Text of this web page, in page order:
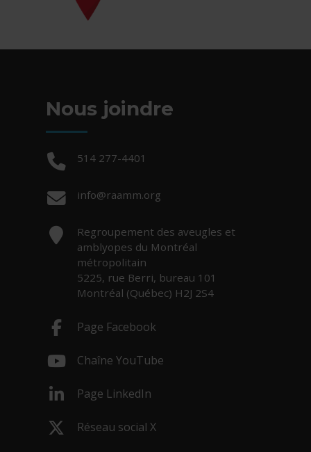
Nous joindre
Téléphone :
514 277-4401
Courriel :
info@raamm.org
Adresse :
Regroupement des aveugles et
amblyopes du Montréal
métropolitain
5225, rue Berri, bureau 101
Montréal (Québec) H2J 2S4
Page Facebook
Chaîne YouTube
Page LinkedIn
Réseau social X